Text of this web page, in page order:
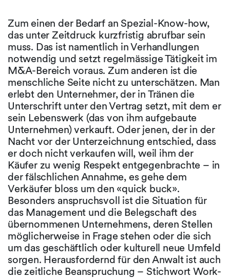
Zum einen der Bedarf an Spezial-Know-how,
das unter Zeitdruck kurzfristig abrufbar sein
muss. Das ist namentlich in Verhandlungen
notwendig und setzt regelmässige Tätigkeit im
M&A-Bereich voraus. Zum anderen ist die
menschliche Seite nicht zu unterschätzen. Man
erlebt den Unternehmer, der in Tränen die
Unterschrift unter den Vertrag setzt, mit dem er
sein Lebenswerk (das von ihm aufgebaute
Unternehmen) verkauft. Oder jenen, der in der
Nacht vor der Unterzeichnung entschied, dass
er doch nicht verkaufen will, weil ihm der
Käufer zu wenig Respekt entgegenbrachte – in
der fälschlichen Annahme, es gehe dem
Verkäufer bloss um den «quick buck».
Besonders anspruchsvoll ist die Situation für
das Management und die Belegschaft des
übernommenen Unternehmens, deren Stellen
möglicherweise in Frage stehen oder die sich
um das geschäftlich oder kulturell neue Umfeld
sorgen. Herausfordernd für den Anwalt ist auch
die zeitliche Beanspruchung – Stichwort Work-